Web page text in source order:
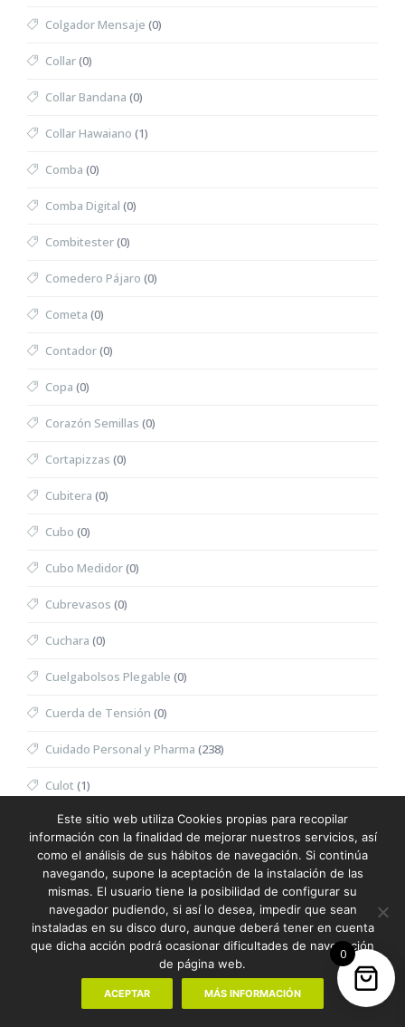
Colgador Mensaje (0)
Collar(0)
Collar Bandana (0)
Collar Hawaiano (1)
Comba (0)
Comba Digital (0)
Combitester(0)
Comedero Pájaro (0)
Cometa (0)
Contador(0)
Copa (0)
Corazón Semillas (0)
Cortapizzas (0)
Cubitera (0)
Cubo (0)
Cubo Medidor(0)
Cubrevasos (0)
Cuchara (0)
Cuelgabolsos Plegable (0)
Cuerda de Tensión (0)
Cuidado Personal y Pharma (238)
Culot (1)
Cúter(0)
Cutter (0)
Decantador (0)
Delantal (4)
(0)
Deporte y Aventura
0
Este sitio web utiliza Cookies propias para recopilar
información con la finalidad de mejorar nuestros servicios, así
como el análisis de sus hábitos de navegación. Si continúa
navegando, supone la aceptación de la instalación de las
mismas. El usuario tiene la posibilidad de configurar su
navegador pudiendo, si así lo desea, impedir que sean
instaladas en su disco duro, aunque deberá tener en cuenta
que dicha acción podrá ocasionar dificultades de navegación
de página web.
ACEPTAR MÁS INFORMACIÓN